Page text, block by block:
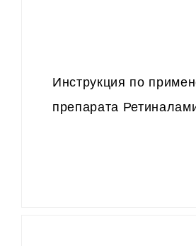
Инструкция по
препарата